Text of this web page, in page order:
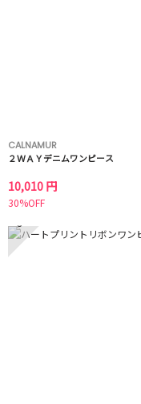
CALNAMUR
２ＷＡＹデニムワンピース
10,010 円
30%OFF
5